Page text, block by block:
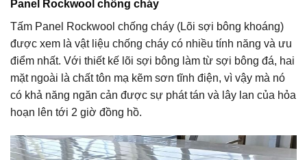
Panel Rockwool chống cháy
Tấm Panel Rockwool chống cháy (Lõi sợi bông khoáng)
được xem là vật liệu chống cháy có nhiều tính năng và ưu
điểm nhất. Với thiết kế lõi sợi bông làm từ sợi bông đá, hai
mặt ngoài là chất tôn mạ kẽm sơn tĩnh điện, vì vậy mà nó
có khả năng ngăn cản được sự phát tán và lây lan của hỏa
hoạn lên tới 2 giờ đồng hồ.